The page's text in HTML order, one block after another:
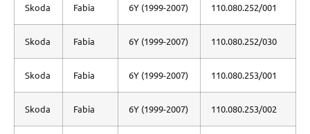
Skoda Fabia 6Y (1999-2007) 110.080.252/001
Skoda Fabia 6Y (1999-2007) 110.080.252/030
Skoda Fabia 6Y (1999-2007) 110.080.253/001
Skoda Fabia 6Y (1999-2007) 110.080.253/002